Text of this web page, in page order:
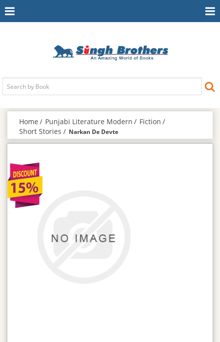
Toggle
Home Punjabi Literature Modern
Fiction
Short Stories
Narkan De Devte